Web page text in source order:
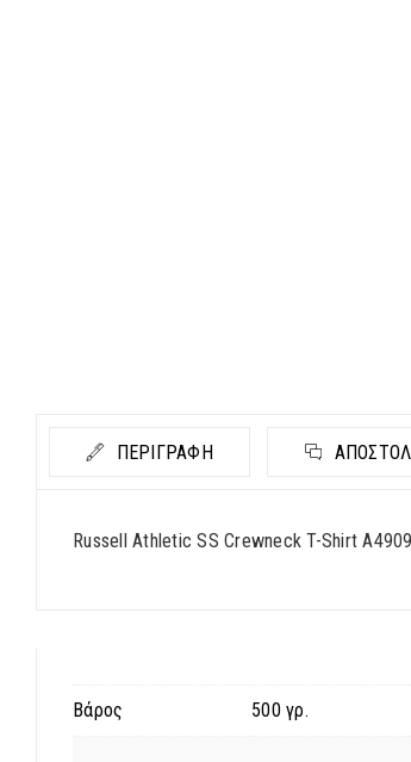
ΠΕΡΙΓΡΑΦΗ
Russell Athletic SS Crewneck T-Shirt
Βάρος 500 γρ.